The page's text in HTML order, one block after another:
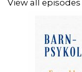
View all episodes